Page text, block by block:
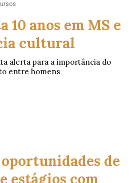
anos em MS e
cultural
alerta para a importância do
entre homens
de
estágios com